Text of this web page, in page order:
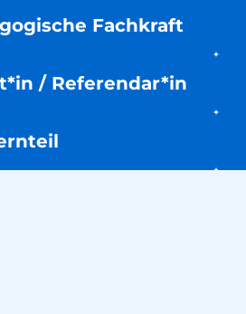
Fachkraft
/ Referendar*in